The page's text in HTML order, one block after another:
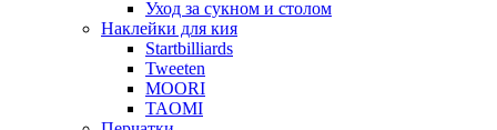
Уход за сукном и столом
Наклейки для кия
Startbilliards
Tweeten
MOORI
TAOMI